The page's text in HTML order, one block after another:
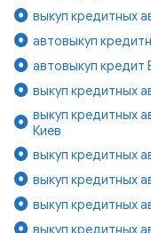
выкуп кредитных
автовыкуп
автовыкуп кредит
выкуп кредитных
выкуп кредитных
Киев
выкуп кредитных
выкуп кредитных
выкуп кредитных
выкуп кредитных